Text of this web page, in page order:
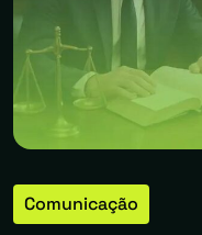
Comunicação